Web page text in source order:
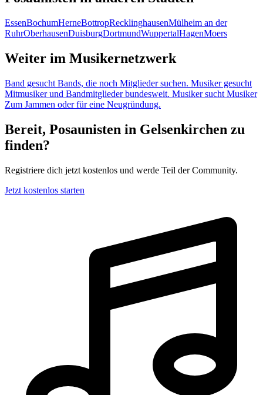
EssenBochumHerneBottropRecklinghausenMülheim an der
RuhrOberhausenDuisburgDortmundWuppertalHagenMoers
Weiter im Musikernetzwerk
Band gesucht Bands, die noch Mitglieder suchen. Musiker gesucht
Mitmusiker und Bandmitglieder bundesweit. Musiker sucht Musiker
Zum Jammen oder für eine Neugründung.
Bereit, Posaunisten in Gelsenkirchen zu
finden?
Registriere dich jetzt kostenlos und werde Teil der Community.
Jetzt kostenlos starten